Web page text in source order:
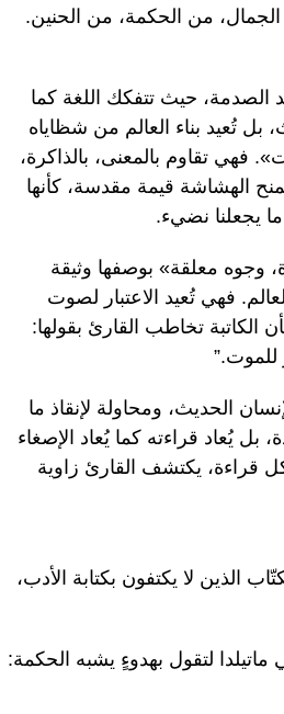
من الحكمة، من الحنين.
الصدمة، حيث تتفكك اللغة كما
بل تُعيد بناء العالم من شظاياه
فهي تقاوم بالمعنى، بالذاكرة،
الهشاشة قيمة مقدسة، كأنها
يجعلنا نضيء.
وجوه معلقة» بوصفها وثيقة
فهي تُعيد الاعتبار لصوت
الكاتبة تخاطب القارئ بقولها:
للموت.”
الحديث، ومحاولة لإنقاذ ما
بل يُعاد قراءته كما يُعاد الإصغاء
قراءة، يكتشف القارئ زاوية
الذين لا يكتفون بكتابة الأدب،
لتقول بهدوءٍ يشبه الحكمة: